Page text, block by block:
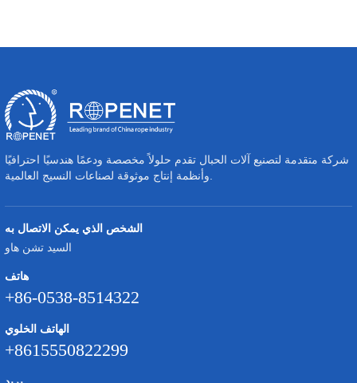
شركة متقدمة لتصنيع آلات الحبال تقدم حلولاً مخصصة ودعمًا هندسيًا احترافيًا
الشخص الذي يمكن الاتصال به
السيد تشن هاو
هاتف
+86-0538-8514322
الهاتف الخلوي
+8615550822299